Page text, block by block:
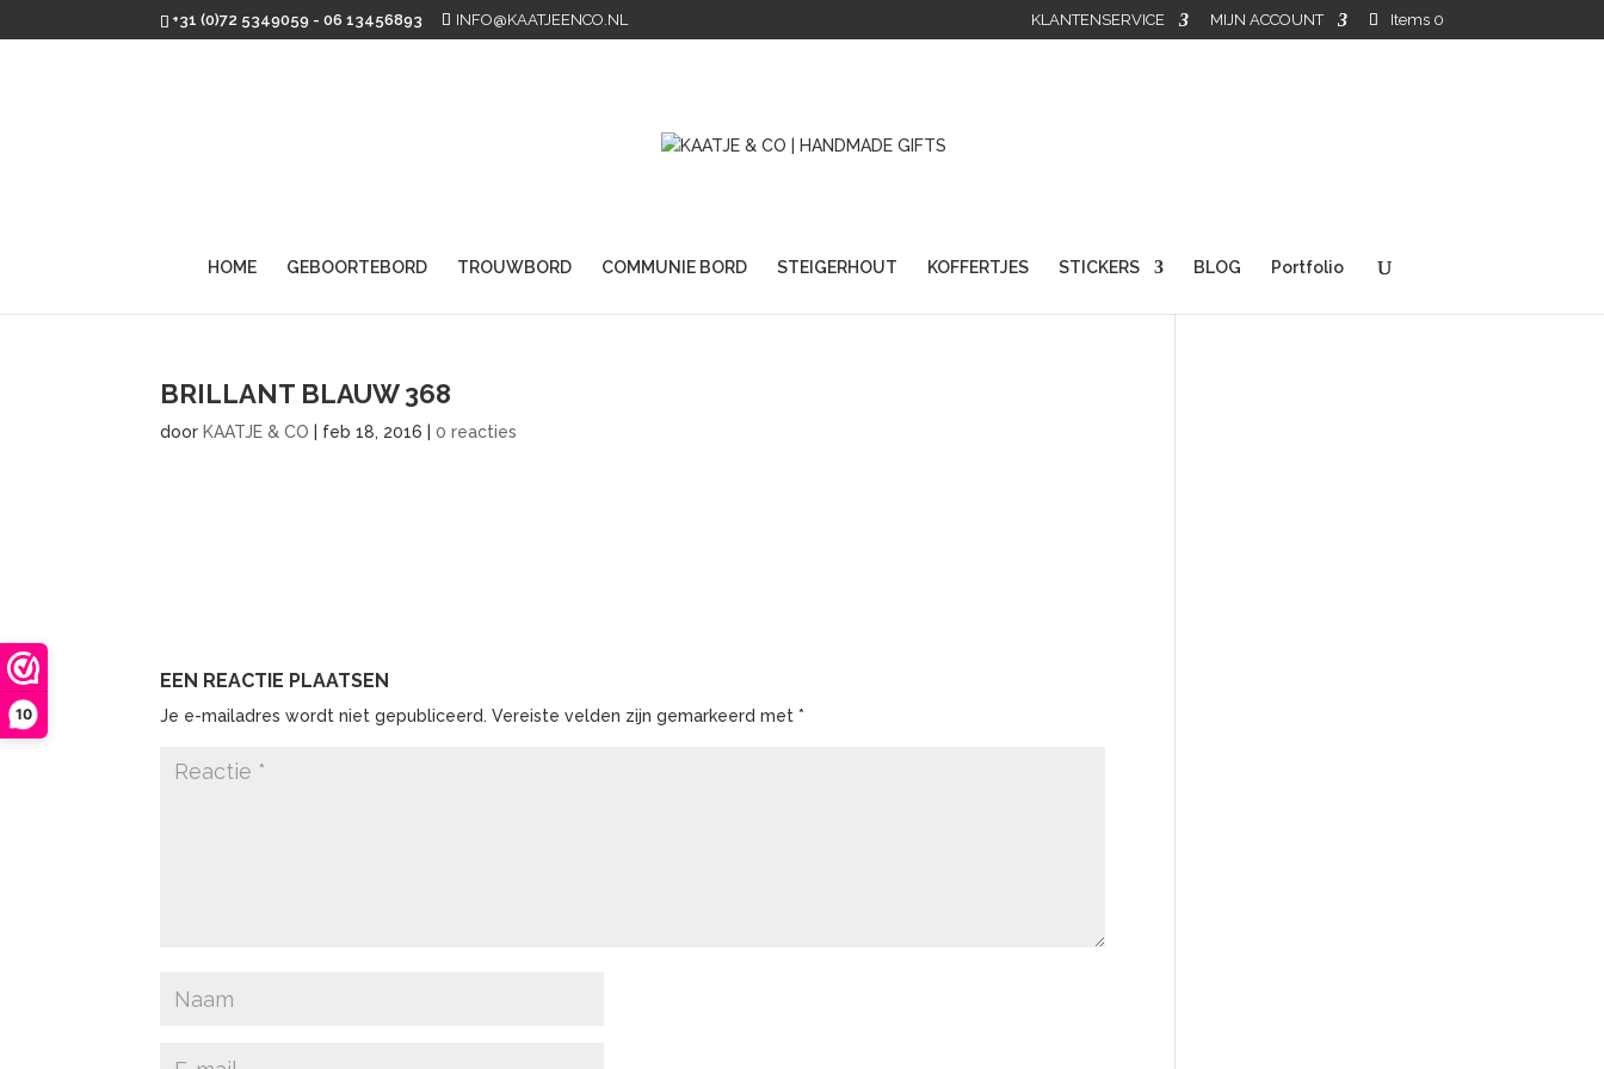
10
+31 (0)72 5349059 - 06 13456893 INFO@KAATJEENCO.NL KLANTENSERVICE MIJN ACCOUNT Items 0
HOME GEBOORTEBORD TROUWBORD COMMUNIE BORD STEIGERHOUT KOFFERTJES STICKERS BLOG Portfolio
BRILLANT BLAUW 368
door KAATJE & CO feb 18, 2016 |0 reacties
EEN REACTIE PLAATSEN
Je e-mailadres wordt niet gepubliceerd. Vereiste velden zijn gemarkeerd met*